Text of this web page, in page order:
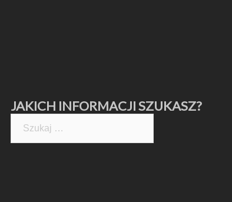
JAKICH INFORMACJI SZUKASZ?